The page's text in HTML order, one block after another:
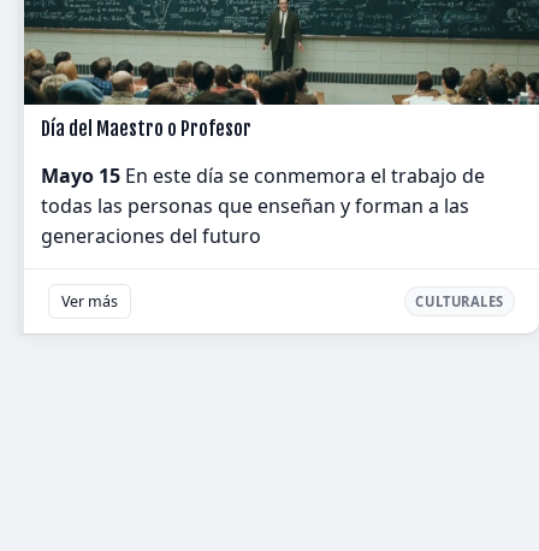
Día del Maestro o Profesor
Mayo 15 En este día se conmemora el trabajo de
todas las personas que enseñan y forman a las
generaciones del futuro
Ver más CULTURALES